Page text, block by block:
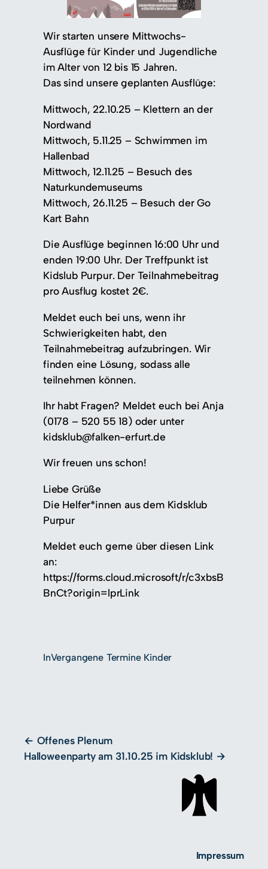
Wir starten unsere Mittwochs-
Ausflüge für Kinder und Jugendliche
im Alter von 12 bis 15 Jahren.
Das sind unsere geplanten Ausflüge:
Mittwoch, 22.10.25 – Klettern an der
Nordwand
Mittwoch, 5.11.25 – Schwimmen im
Hallenbad
Mittwoch, 12.11.25 – Besuch des
Naturkundemuseums
Mittwoch, 26.11.25 – Besuch der Go
Kart Bahn
Die Ausflüge beginnen 16:00 Uhr und
enden 19:00 Uhr. Der Treffpunkt ist
Kidslub Purpur. Der Teilnahmebeitrag
pro Ausflug kostet 2€.
Meldet euch bei uns, wenn ihr
Schwierigkeiten habt, den
Teilnahmebeitrag aufzubringen. Wir
finden eine Lösung, sodass alle
teilnehmen können.
Ihr habt Fragen? Meldet euch bei Anja
(0178 – 520 55 18) oder unter
kidsklub@falken-erfurt.de
Wir freuen uns schon!
Liebe Grüße
Die Helfer*innen aus dem Kidsklub
Purpur
Meldet euch gerne über diesen Link
an:
https://forms.cloud.microsoft/r/c3xbsB
BnCt?origin=lprLink
InVergangene Termine Kinder
Offenes Plenum
Halloweenparty am 31.10.25 im Kidsklub!
Impressum